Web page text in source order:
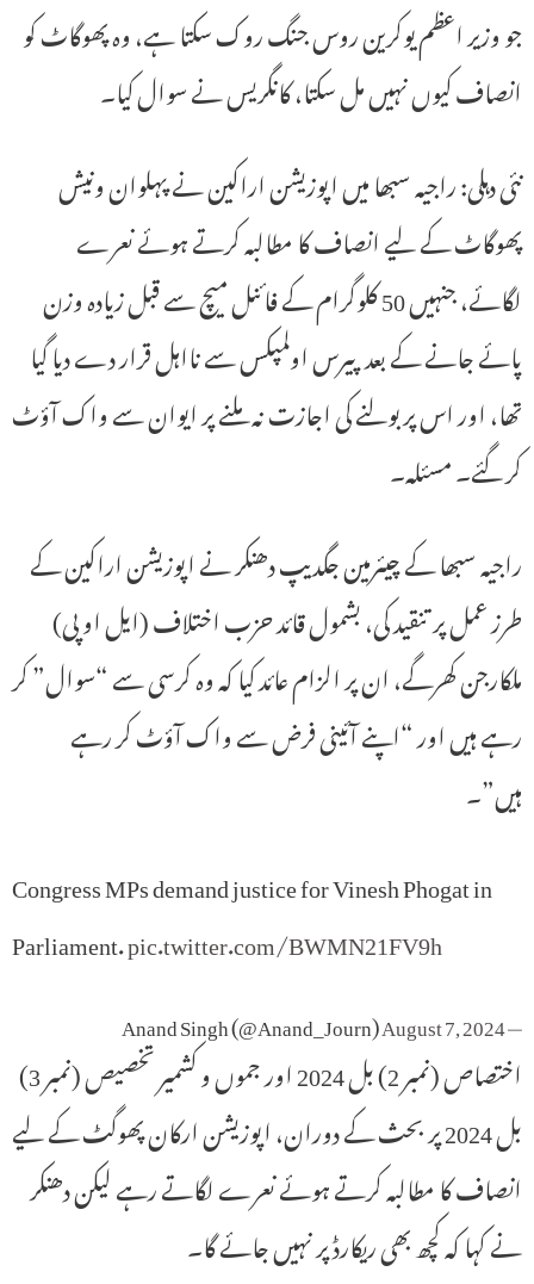
جو وزیر اعظم یوکرین روس جنگ روک سکتا ہے، وہ پھوگاٹ کو
انصاف کیوں نہیں مل سکتا، کانگریس نے سوال کیا۔
نئی دہلی: راجیہ سبھا میں اپوزیشن اراکین نے پہلوان ونیش
پھوگاٹ کے لیے انصاف کا مطالبہ کرتے ہوئے نعرے
لگائے، جنہیں 50 کلوگرام کے فائنل میچ سے قبل زیادہ وزن
پائے جانے کے بعد پیرس اولمپکس سے نااہل قرار دے دیا گیا
تھا، اور اس پر بولنے کی اجازت نہ ملنے پر ایوان سے واک آؤٹ
کر گئے۔ مسئلہ۔
راجیہ سبھا کے چیئرمین جگدیپ دھنکر نے اپوزیشن اراکین کے
طرز عمل پر تنقید کی، بشمول قائد حزب اختلاف (ایل او پی)
ملکارجن کھرگے، ان پر الزام عائد کیا کہ وہ کرسی سے “سوال” کر
رہے ہیں اور “اپنے آئینی فرض سے واک آؤٹ کر رہے
ہیں”۔
Congress MPs demand justice for Vinesh Phogat in
Parliament.pic.twitter.com/BWMN21FV9h
— Anand Singh (@Anand_Journ)
August 7, 2024
اختصاص (نمبر 2) بل 2024 اور جموں و کشمیر تخصیص (نمبر 3)
بل 2024 پر بحث کے دوران، اپوزیشن ارکان پھوگٹ کے لیے
انصاف کا مطالبہ کرتے ہوئے نعرے لگاتے رہے لیکن دھنکر
نے کہا کہ کچھ بھی ریکارڈ پر نہیں جائے گا۔